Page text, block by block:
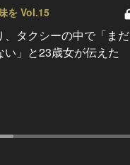
を Vol.15
、タクシーの中で「まだ
い」と23歳女が伝えた